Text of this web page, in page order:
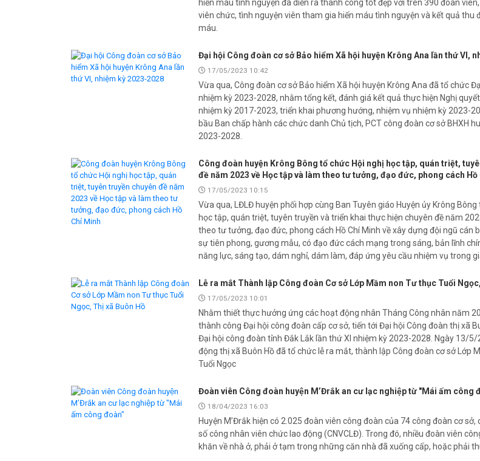
hiến máu tình nguyện đã diễn ra thành công tốt đẹp với trên 390 đoàn
viên chức, tình nguyện viên tham gia hiến máu tình nguyện và kết quả thu
máu.
Đại hội Công đoàn cơ sở Bảo hiểm Xã hội huyện Krông Ana lần thứ VI,
17/05/2023 10:42
Vừa qua, Công đoàn cơ sở Bảo hiểm Xã hội huyện Krông Ana đã tổ chức
nhiệm kỳ 2023-2028, nhằm tổng kết, đánh giá kết quả thực hiện Nghị
nhiệm kỳ 2017-2023, triển khai phương hướng, nhiệm vụ nhiệm kỳ 2023-
bầu Ban chấp hành các chức danh Chủ tịch, PCT công đoàn cơ sở BHXH
2023-2028.
Công đoàn huyện Krông Bông tổ chức Hội nghị học tập, quán triệt,
đề năm 2023 về Học tập và làm theo tư tưởng, đạo đức, phong cách Hồ
17/05/2023 10:15
Vừa qua, LĐLĐ huyện phối hợp cùng Ban Tuyên giáo Huyện ủy Krông
học tập, quán triệt, tuyên truyền và triển khai thực hiện chuyên đề năm
theo tư tưởng, đạo đức, phong cách Hồ Chí Minh về xây dựng đội ngũ cán
sự tiên phong, gương mẫu, có đạo đức cách mạng trong sáng, bản lĩnh
năng lực, sáng tạo, dám nghỉ, dám làm, đáp ứng yêu cầu nhiệm vụ trong
Lễ ra mắt Thành lập Công đoàn Cơ sở Lớp Mầm non Tư thục Tuổi
17/05/2023 10:01
Nhằm thiết thực hưởng ứng các hoạt động nhân Tháng Công nhân năm
thành công Đại hội công đoàn cấp cơ sở, tiến tới Đại hội Công đoàn thị xã
Đại hội công đoàn tỉnh Đắk Lắk lần thứ XI nhiệm kỳ 2023-2028. Ngày 13/5/
động thị xã Buôn Hồ đã tổ chức lễ ra mắt, thành lập Công đoàn cơ sở Lớp
Tuổi Ngọc
Đoàn viên Công đoàn huyện M’Đrắk an cư lạc nghiệp từ "Mái ấm công
18/04/2023 16:03
Huyện M’Đrắk hiện có 2.025 đoàn viên công đoàn của 74 công đoàn cơ sở,
số công nhân viên chức lao động (CNVCLĐ). Trong đó, nhiều đoàn viên
khăn về nhà ở, phải ở tạm trong những căn nhà đã xuống cấp, hoặc phải